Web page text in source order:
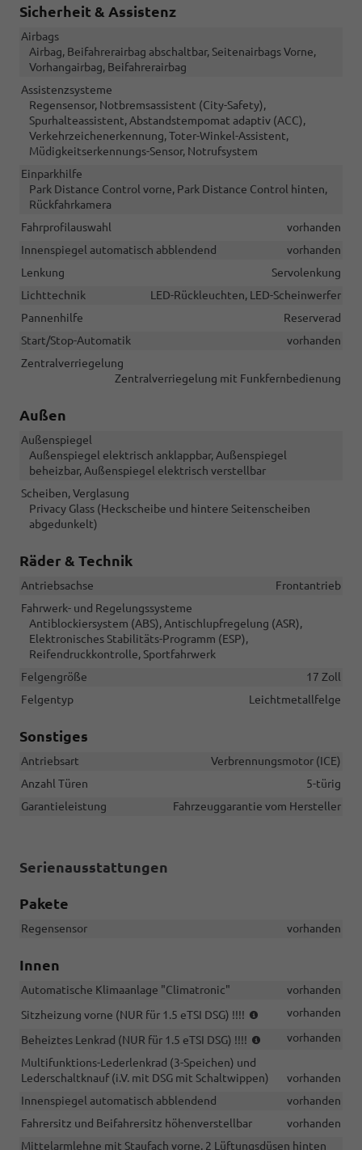
Sicherheit & Assistenz
Airbags
Airbag, Beifahrerairbag abschaltbar, Seitenairbags Vorne,
Vorhangairbag, Beifahrerairbag
Assistenzsysteme
Regensensor, Notbremsassistent (City-Safety),
Spurhalteassistent, Abstandstempomat adaptiv (ACC),
Verkehrzeichenerkennung, Toter-Winkel-Assistent,
Müdigkeitserkennungs-Sensor, Notrufsystem
Einparkhilfe
Park Distance Control vorne, Park Distance Control hinten,
Rückfahrkamera
Fahrprofilauswahl
vorhanden
Innenspiegel automatisch abblendend
vorhanden
Lenkung
Servolenkung
Lichttechnik
LED-Rückleuchten, LED-Scheinwerfer
Pannenhilfe
Reserverad
Start/Stop-Automatik
vorhanden
Zentralverriegelung
Zentralverriegelung mit Funkfernbedienung
Außen
Außenspiegel
Außenspiegel elektrisch anklappbar, Außenspiegel
beheizbar, Außenspiegel elektrisch verstellbar
Scheiben, Verglasung
Privacy Glass (Heckscheibe und hintere Seitenscheiben
abgedunkelt)
Räder & Technik
Antriebsachse
Frontantrieb
Fahrwerk- und Regelungssysteme
Antiblockiersystem (ABS), Antischlupfregelung (ASR),
Elektronisches Stabilitäts-Programm (ESP),
Reifendruckkontrolle, Sportfahrwerk
Felgengröße
17 Zoll
Felgentyp
Leichtmetallfelge
Sonstiges
Antriebsart
Verbrennungsmotor (ICE)
Anzahl Türen
5-türig
Garantieleistung
Fahrzeuggarantie vom Hersteller
Serienausstattungen
Pakete
Regensensor vorhanden
Innen
Automatische Klimaanlage "Climatronic"
vorhanden
Sitzheizung vorne (NUR für 1.5 eTSI DSG) !!!!
(NUR
DSG)
!!!!
vorhanden
Beheiztes Lenkrad (NUR für 1.5 eTSI DSG) !!!!
(NUR
eTSI
DSG)
vorhanden
Multifunktions-Lederlenkrad (3-Speichen) und
Lederschaltknauf (i.V. mit DSG mit Schaltwippen)
vorhanden
Innenspiegel automatisch abblendend
vorhanden
Fahrersitz und Beifahrersitz höhenverstellbar
vorhanden
Mittelarmlehne mit Staufach vorne, 2 Lüftungsdüsen hinten